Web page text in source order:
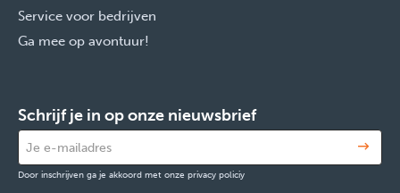
Service voor bedrijven
Ga mee op avontuur!
Schrijf je in op onze nieuwsbrief
Door inschrijven ga je akkoord met onze privacy policiy